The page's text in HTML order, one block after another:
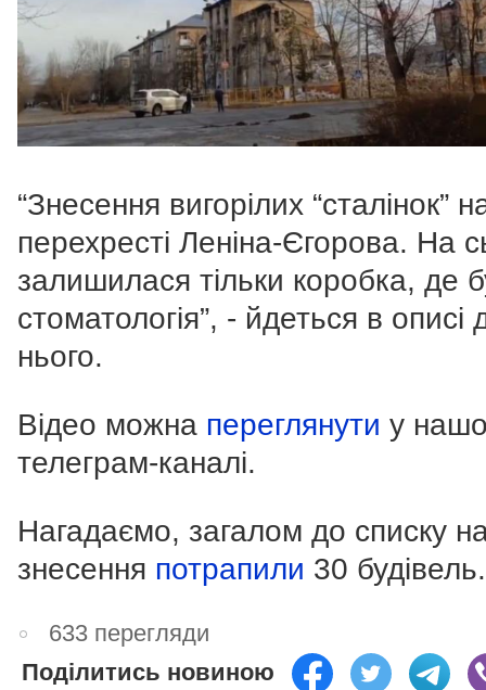
“Знесення вигорілих “сталінок”
перехресті Леніна-Єгорова. На
залишилася тільки коробка, де
стоматологія”, - йдеться в описі
нього.
Відео можна переглянути у
телеграм-каналі.
Нагадаємо, загалом до списку
знесення потрапили 30 будівель.
633 перегляди
Поділитись новиною